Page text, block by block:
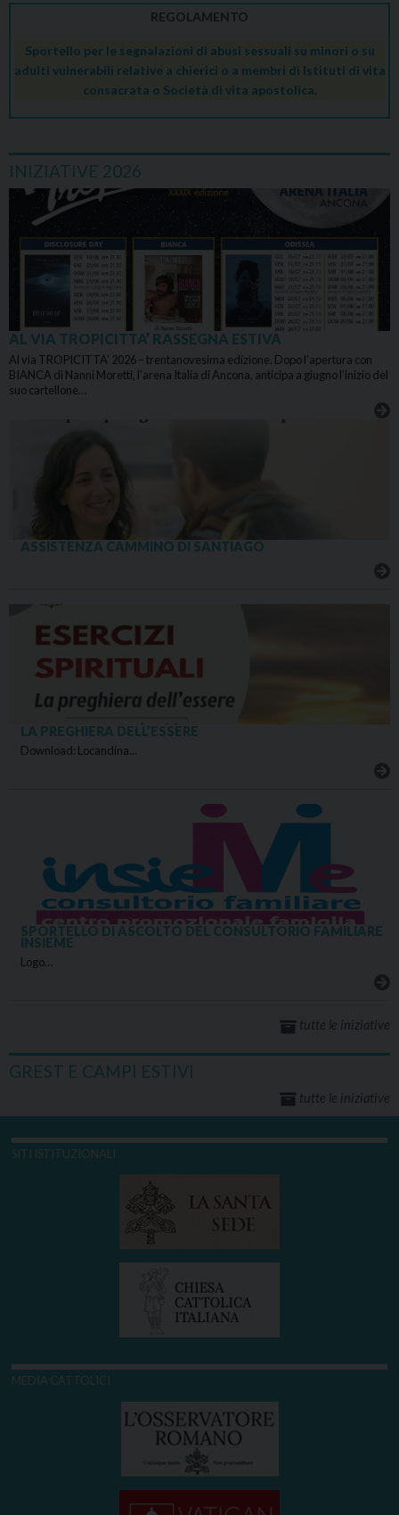
REGOLAMENTO
Sportello per le segnalazioni di abusi sessuali su minori o su
adulti vulnerabili relative a chierici o a membri di Istituti di vita
consacrata o Società di vita apostolica.
INIZIATIVE 2026
AL VIA TROPICITTA’ RASSEGNA ESTIVA
Al via TROPICITTA’ 2026 – trentanovesima edizione. Dopo l’apertura con
BIANCA di Nanni Moretti, l’arena Italia di Ancona, anticipa a giugno l’inizio del
suo cartellone…
ASSISTENZA CAMMINO DI SANTIAGO
LA PREGHIERA DELL’ESSERE
Download: Locandina…
SPORTELLO DI ASCOLTO DEL CONSULTORIO FAMILIARE
INSIEME
Logo…
tutte le iniziative
GREST E CAMPI ESTIVI
tutte le iniziative
SITI ISTITUZIONALI
MEDIA CATTOLICI